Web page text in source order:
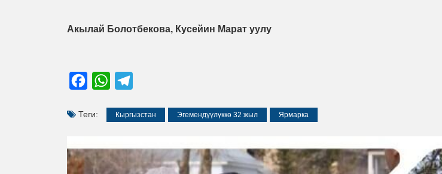
Акылай Болотбекова, Кусейин Марат уулу
FacebookWhatsApp
Теги: Кыргызстан Эгемендүүлүккө 32 жыл Ярмарка